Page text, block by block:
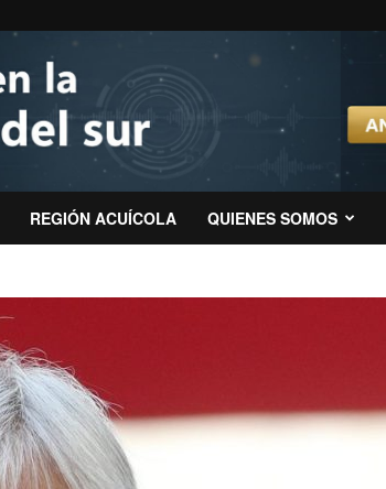
REGIÓN ACUÍCOLA QUIENES SOMOS